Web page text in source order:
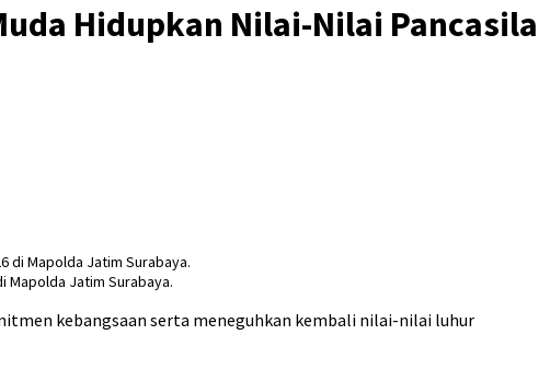
Hidupkan Nilai-Nilai Pancasila
Mapolda Jatim Surabaya.
kebangsaan serta meneguhkan kembali nilai-nilai luhur